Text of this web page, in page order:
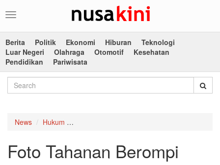
Toggle
Berita
Politik Ekonomi Hiburan
Teknologi
Luar Negeri
Olahraga Otomotif
Kesehatan
Pendidikan
Pariwisata
News Hukum
Foto Tahanan Berompi